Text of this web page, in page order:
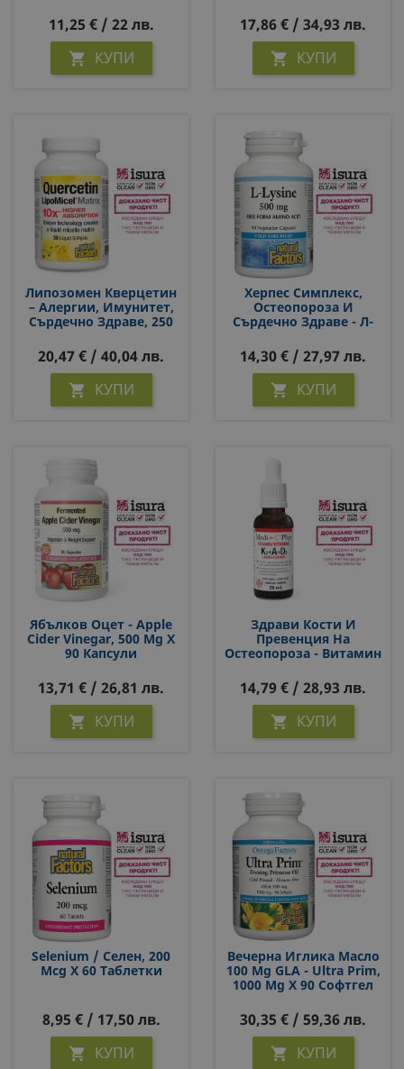
11,25 € / 22 лв.
 КУПИ
17,86 € / 34,93 лв.
 КУПИ
Липозомен Кверцетин
– Алергии, Имунитет,
Сърдечно Здраве, 250
Капсули
20,47 € / 40,04 лв.
 КУПИ
Херпес Симплекс,
Остеопороза И
Сърдечно Здраве - Л-
Капсули
14,30 € / 27,97 лв.
 КУПИ
Ябълков Оцет - Apple
Cider Vinegar, 500 Mg Х
90 Капсули
13,71 € / 26,81 лв.
 КУПИ
Здрави Кости И
Превенция На
Остеопороза - Витамин
14,79 € / 28,93 лв.
 КУПИ
Selenium / Селен, 200
Mcg Х 60 Таблетки
8,95 € / 17,50 лв.
 КУПИ
Вечерна Иглика Масло
100 Mg GLA - Ultra Prim,
1000 Mg Х 90 Софтгел
30,35 € / 59,36 лв.
 КУПИ